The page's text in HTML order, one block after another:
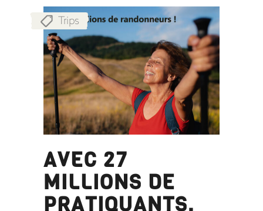
Trips
AVEC 27
MILLIONS DE
PRATIQUANTS,